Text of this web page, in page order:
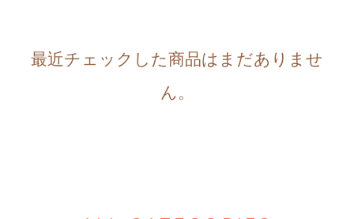
最近チェックした商品はまだありませ
ん。